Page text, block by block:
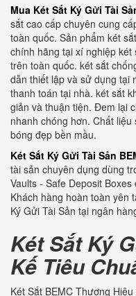
Mua Két Sắt Ký Gửi Tài
sắt cao cấp chuyên cung
toàn quốc. Sản phẩm két
chính hãng tại xí nghiệp
trên toàn quốc. két sắt
dẫn thiết lập và sử dụng tại
thanh toán tại nhà. két sắt
giản và thuận tiện. Đem lại
nhanh chóng hơn. Chất
bóng đẹp bền mầu.
Két Sắt Ký Gửi Tài Sản
tài sản chuyên dụng dùng
Vaults - Safe Deposit
Khách hàng hoàn toàn yên
Ký Gửi Tài Sản tại ngân
Két Sắt Ký
Kế Tiêu
Két Sắt BEMC Thương